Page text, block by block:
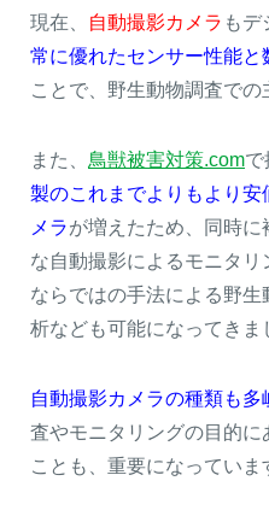
現在、 自動撮影カメラ もデ
常に優れたセンサー性能
ことで、野生動物調査での
また、 鳥獣被害対策.comで
製のこれまでよりもより
メラが増えたため、同時
な自動撮影によるモニタリ
ならではの手法による野
析なども可能になってきま
自動撮影カメラの種類も多
査やモニタリングの目的
ことも、重要になっていま